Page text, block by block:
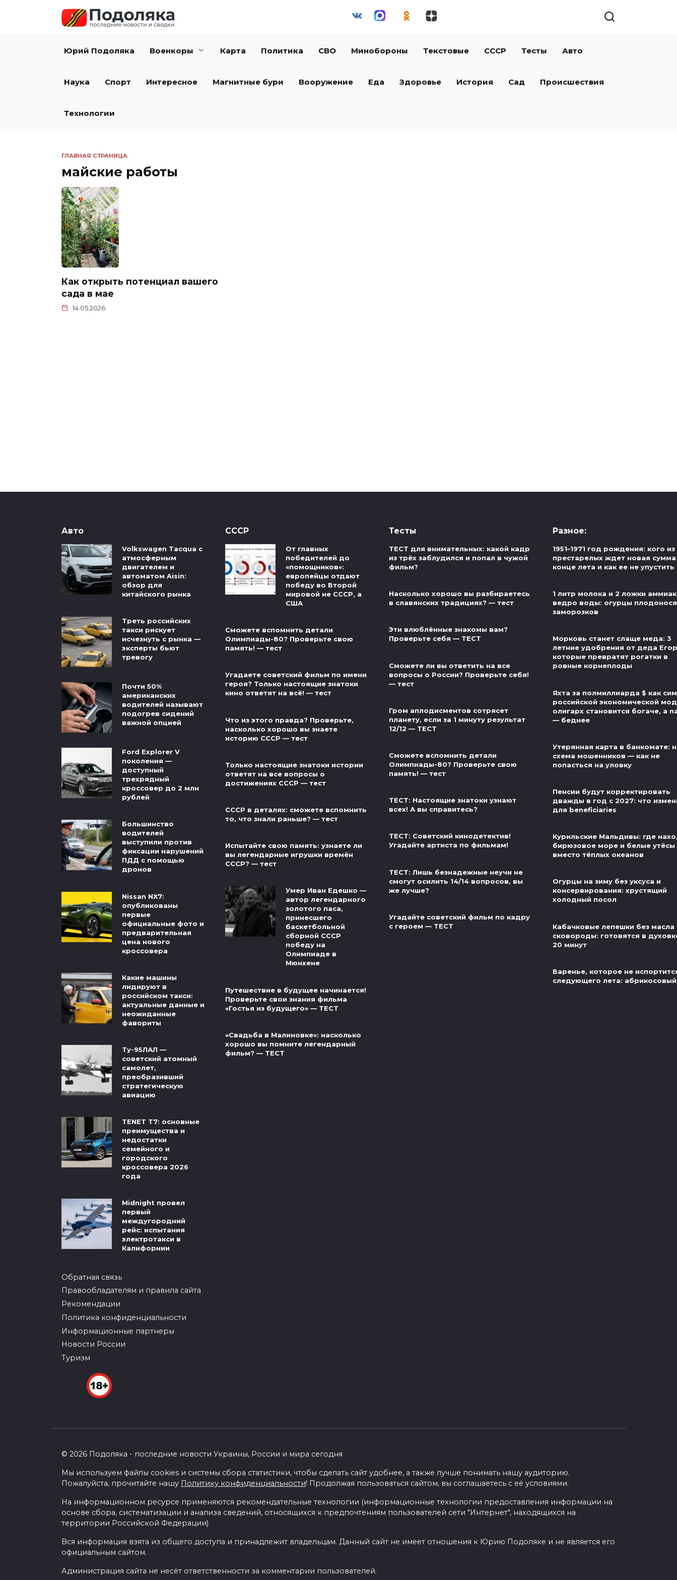
Юрий Подоляка Военкоры Карта Политика СВО Минобороны Текстовые СССР Тесты Авто
Наука Спорт Интересное Магнитные бури Вооружение Еда Здоровье История Сад Происшествия
Технологии
ГЛАВНАЯ СТРАНИЦА
майские работы
Как открыть потенциал вашего
сада в мае
14.05.2026
Авто
Volkswagen Tacqua с
атмосферным
двигателем и
автоматом Aisin:
обзор для
китайского рынка
Треть российских
такси рискует
исчезнуть с рынка —
эксперты бьют
тревогу
Почти 50%
американских
водителей называют
подогрев сидений
важной опцией
Ford Explorer V
поколения —
доступный
трехрядный
кроссовер до 2 млн
рублей
Большинство
водителей
выступили против
фиксации нарушений
ПДД с помощью
дронов
Nissan NX7:
опубликованы
первые
официальные фото и
предварительная
цена нового
кроссовера
Какие машины
лидируют в
российском такси:
актуальные данные и
неожиданные
фавориты
Ту-95ЛАЛ —
советский атомный
самолет,
преобразивший
стратегическую
авиацию
TENET T7: основные
преимущества и
недостатки
семейного и
городского
кроссовера 2026
года
Midnight провел
первый
междугородний
рейс: испытания
электротакси в
Калифорнии
Обратная связь
Правообладателям и правила сайта
Рекомендации
Политика конфиденциальности
Информационные партнеры
Новости России
Туризм
СССР
От главных
победителей до
«помощников»:
европейцы отдают
победу во Второй
мировой не СССР, а
США
Сможете вспомнить детали
Олимпиады-80? Проверьте свою
память! — тест
Угадаете советский фильм по имени
героя? Только настоящие знатоки
кино ответят на всё! — тест
Что из этого правда? Проверьте,
насколько хорошо вы знаете
историю СССР — тест
Только настоящие знатоки истории
ответят на все вопросы о
достижениях СССР — тест
СССР в деталях: сможете вспомнить
то, что знали раньше? — тест
Испытайте свою память: узнаете ли
вы легендарные игрушки времён
СССР? — тест
Умер Иван Едешко —
автор легендарного
золотого паса,
принесшего
баскетбольной
сборной СССР
победу на
Олимпиаде в
Мюнхене
Путешествие в будущее начинается!
Проверьте свои знания фильма
«Гостья из будущего» — ТЕСТ
«Свадьба в Малиновке»: насколько
хорошо вы помните легендарный
фильм? — ТЕСТ
Тесты
ТЕСТ для внимательных: какой кадр
из трёх заблудился и попал в чужой
фильм?
Насколько хорошо вы разбираетесь
в славянских традициях? — тест
Эти влюблённые знакомы вам?
Проверьте себя — ТЕСТ
Сможете ли вы ответить на все
вопросы о России? Проверьте себя!
— тест
Гром аплодисментов сотрясет
планету, если за 1 минуту результат
12/12 — ТЕСТ
Сможете вспомнить детали
Олимпиады-80? Проверьте свою
память! — тест
ТЕСТ: Настоящие знатоки узнают
всех! А вы справитесь?
ТЕСТ: Советский кинодетектив!
Угадайте артиста по фильмам!
ТЕСТ: Лишь безнадежные неучи не
смогут осилить 14/14 вопросов, вы
же лучше?
Угадайте советский фильм по кадру
с героем — ТЕСТ
Разное:
1951–1971 год рождения: кого из
престарелых ждет новая сумма
конце лета и как ее не упустить
1 литр молока и 2 ложки
ведро воды: огурцы
заморозков
Морковь станет слаще меда: 3
летние удобрения от деда
которые превратят рогатки в
ровные корнеплоды
Яхта за полмиллиарда $ как
российской экономической
олигарх становится богаче, а
— беднее
Утерянная карта в банкомате:
схема мошенников — как не
попасться на уловку
Пенсии будут корректировать
дважды в год с 2027: что
для beneficiaries
Курильские Мальдивы: где
бирюзовое море и белые утёсы
вместо тёплых океанов
Огурцы на зиму без уксуса и
консервирования: хрустящий
холодный посол
Кабачковые лепешки без масла
сковороды: готовятся в
20 минут
Варенье, которое не
следующего лета: абрикосовый
© 2026 Подоляка - последние новости Украины, России и мира сегодня
Мы используем файлы cookies и системы сбора статистики, чтобы сделать сайт удобнее, а также лучше понимать нашу аудиторию.
Пожалуйста, прочитайте нашу Политику конфиденциальности! Продолжая пользоваться сайтом, вы соглашаетесь с её условиями.
На информационном ресурсе применяются рекомендательные технологии (информационные технологии предоставления информации на
основе сбора, систематизации и анализа сведений, относящихся к предпочтениям пользователей сети "Интернет", находящихся на
территории Российской Федерации)
Вся информация взята из общего доступа и принадлежит владельцам. Данный сайт не имеет отношения к Юрию Подоляке и не является его
официальным сайтом.
Администрация сайта не несёт ответственности за комментарии пользователей.